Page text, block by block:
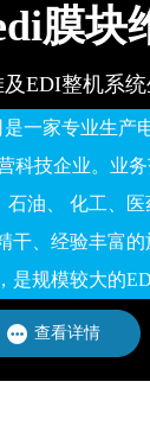
膜块
EDI整机系
一家专业生产
科技企业。业
油、 化工、
干、经验丰富
是规模较大的
查看详情